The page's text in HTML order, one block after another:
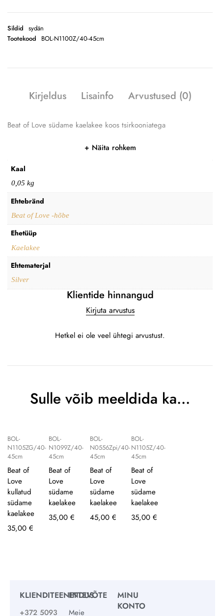
Sildid sydän
Tootekood
BOL-N1100Z/40-45cm
Kirjeldus Lisainfo Arvustused (0)
Beat of Love südame kaelakee koos tsirkooniatega
Näita rohkem
Kaal
0,05 kg
Ehtebränd
Beat of Love -hõbe
Ehetüüp
Kaelakee
Ehtematerjal
Silver
Klientide hinnangud
Kirjuta arvustus
Hetkel ei ole veel ühtegi arvustust.
Sulle võib meeldida ka…
BOL-
N1105ZG/40-
45cm
Beat of
Love
kullatud
südame
kaelakee
35,00 €
BOL-
N1099Z/40-
45cm
Beat of
Love
südame
kaelakee
35,00 €
BOL-
N0556Zpi/40-
45cm
Beat of
Love
südame
kaelakee
45,00 €
BOL-
N1105Z/40-
45cm
Beat of
Love
südame
kaelakee
35,00 €
KLIENDITEENINDUS
+372 5093
ETTEVÕTE
Meie
MINU
KONTO